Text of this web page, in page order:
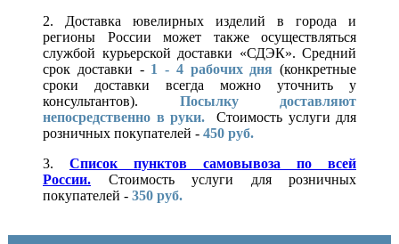
2. Доставка ювелирных изделий в города и
регионы России может также осуществляться
службой курьерской доставки «СДЭК». Средний
срок доставки - 1 - 4 рабочих дня (конкретные
сроки доставки всегда можно уточнить у
консультантов). Посылку доставляют
непосредственно в руки.
Стоимость услуги для
розничных покупателей - 450 руб.
3. Список пунктов самовывоза по всей
России.
Стоимость услуги для розничных
покупателей - 350 руб.